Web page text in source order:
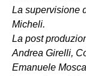
La supervisione
Micheli.
La post
Andrea Girelli,
Emanuele